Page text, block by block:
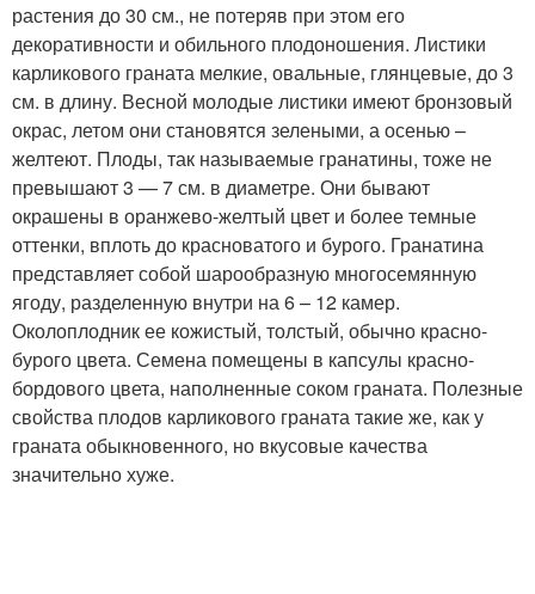
растения до 30 см., не потеряв при этом его
декоративности и обильного плодоношения. Листики
карликового граната мелкие, овальные, глянцевые, до 3
см. в длину. Весной молодые листики имеют бронзовый
окрас, летом они становятся зелеными, а осенью –
желтеют. Плоды, так называемые гранатины, тоже не
превышают 3 — 7 см. в диаметре. Они бывают
окрашены в оранжево-желтый цвет и более темные
оттенки, вплоть до красноватого и бурого. Гранатина
представляет собой шарообразную многосемянную
ягоду, разделенную внутри на 6 – 12 камер.
Околоплодник ее кожистый, толстый, обычно красно-
бурого цвета. Семена помещены в капсулы красно-
бордового цвета, наполненные соком граната. Полезные
свойства плодов карликового граната такие же, как у
граната обыкновенного, но вкусовые качества
значительно хуже.